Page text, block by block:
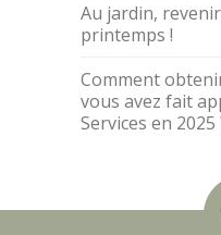
Au jardin,
printemps !
Comment
vous avez fait
Services en 2025